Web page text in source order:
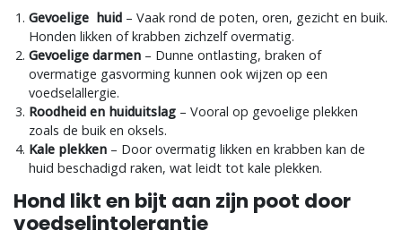
Gevoelige huid – Vaak rond de poten, oren, gezicht en buik.
Honden likken of krabben zichzelf overmatig.
Gevoelige darmen – Dunne ontlasting, braken of
overmatige gasvorming kunnen ook wijzen op een
voedselallergie.
Roodheid en huiduitslag – Vooral op gevoelige plekken
zoals de buik en oksels.
Kale plekken – Door overmatig likken en krabben kan de
huid beschadigd raken, wat leidt tot kale plekken.
Hond likt en bijt aan zijn poot door
voedselintolerantie